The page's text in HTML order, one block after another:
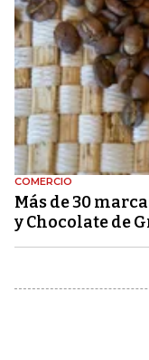
COMERCIO
Más de 30
y Chocolate de